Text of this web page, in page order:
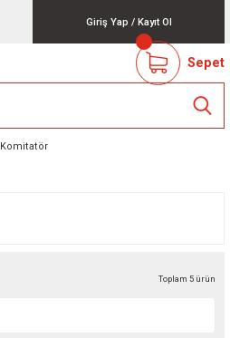
Giriş Yap / Kayıt Ol
Sepet
Komitatör
Toplam 5 ürün